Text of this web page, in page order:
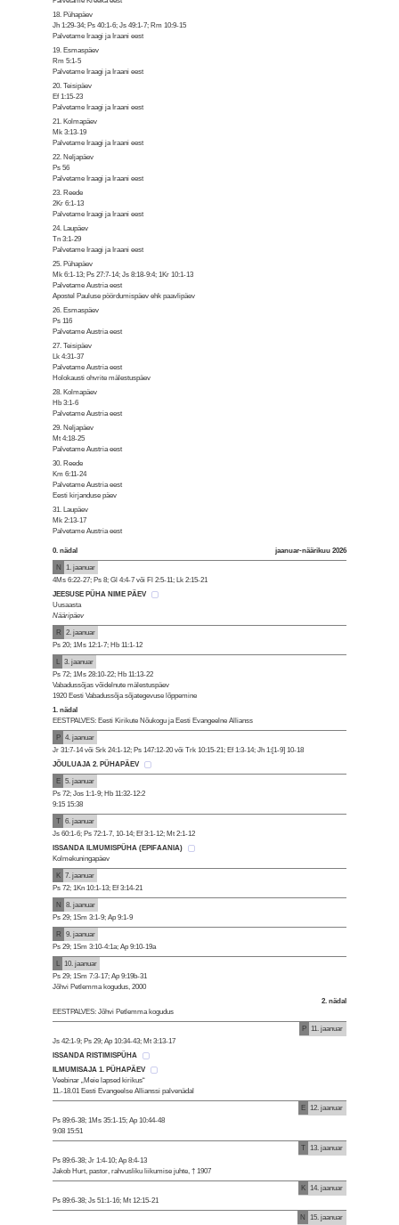
18. Pühapäev
Jh 1:29-34; Ps 40:1-6; Js 49:1-7; Rm 10:9-15
Palvetame Iraagi ja Iraani eest
19. Esmaspäev
Rm 5:1-5
Palvetame Iraagi ja Iraani eest
20. Teisipäev
Ef 1:15-23
Palvetame Iraagi ja Iraani eest
21. Kolmapäev
Mk 3:13-19
Palvetame Iraagi ja Iraani eest
22. Neljapäev
Ps 56
Palvetame Iraagi ja Iraani eest
23. Reede
2Kr 6:1-13
Palvetame Iraagi ja Iraani eest
24. Laupäev
Tn 3:1-29
Palvetame Iraagi ja Iraani eest
25. Pühapäev
Mk 6:1-13; Ps 27:7-14; Js 8:18-9:4; 1Kr 10:1-13
Palvetame Austria eest
Apostel Pauluse pöördumispäev ehk paavlipäev
26. Esmaspäev
Ps 116
Palvetame Austria eest
27. Teisipäev
Lk 4:31-37
Palvetame Austria eest
Holokausti ohvrite mälestuspäev
28. Kolmapäev
Hb 3:1-6
Palvetame Austria eest
29. Neljapäev
Mt 4:18-25
Palvetame Austria eest
30. Reede
Km 6:11-24
Palvetame Austria eest
Eesti kirjanduse päev
31. Laupäev
Mk 2:13-17
Palvetame Austria eest
0. nädal jaanuar-näärikuu 2026
N
1. jaanuar
4Ms 6:22-27; Ps 8; Gl 4:4-7 või Fl 2:5-11; Lk 2:15-21
JEESUSE PÜHA NIME PÄEV
Uusaasta
Nääripäev
R
2. jaanuar
Ps 20; 1Ms 12:1-7; Hb 11:1-12
L
3. jaanuar
Ps 72; 1Ms 28:10-22; Hb 11:13-22
Vabadussõjas võidelnute mälestuspäev
1920 Eesti Vabadussõja sõjategevuse lõppemine
1. nädal
EESTPALVES: Eesti Kirikute Nõukogu ja Eesti Evangeelne Allianss
P
4. jaanuar
Jr 31:7-14 või Srk 24:1-12; Ps 147:12-20 või Trk 10:15-21; Ef 1:3-14; Jh 1:[1-9] 10-18
JÕULUAJA 2. PÜHAPÄEV
E
5. jaanuar
Ps 72; Jos 1:1-9; Hb 11:32-12:2
9:15 15:38
T
6. jaanuar
Js 60:1-6; Ps 72:1-7, 10-14; Ef 3:1-12; Mt 2:1-12
ISSANDA ILMUMISPÜHA (EPIFAANIA)
Kolmekuningapäev
K
7. jaanuar
Ps 72; 1Kn 10:1-13; Ef 3:14-21
N
8. jaanuar
Ps 29; 1Sm 3:1-9; Ap 9:1-9
R
9. jaanuar
Ps 29; 1Sm 3:10-4:1a; Ap 9:10-19a
L
10. jaanuar
Ps 29; 1Sm 7:3-17; Ap 9:19b-31
Jõhvi Petlemma kogudus, 2000
2. nädal
EESTPALVES: Jõhvi Petlemma kogudus
P 11. jaanuar
Js 42:1-9; Ps 29; Ap 10:34-43; Mt 3:13-17
ISSANDA RISTIMISPÜHA
ILMUMISAJA 1. PÜHAPÄEV
Veebinar „Meie lapsed kirikus“
11.-18.01 Eesti Evangeelse Allianssi palvenädal
E 12. jaanuar
Ps 89:6-38; 1Ms 35:1-15; Ap 10:44-48
9:08 15:51
T 13. jaanuar
Ps 89:6-38; Jr 1:4-10; Ap 8:4-13
Jakob Hurt, pastor, rahvusliku liikumise juhte, † 1907
K 14. jaanuar
Ps 89:6-38; Js 51:1-16; Mt 12:15-21
N
15. jaanuar